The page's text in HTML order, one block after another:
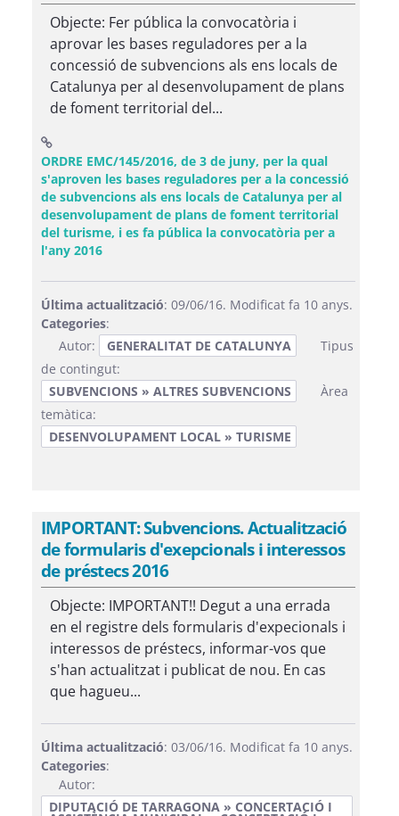
Objecte: Fer pública la convocatòria i
aprovar les bases reguladores per a la
concessió de subvencions als ens locals de
Catalunya per al desenvolupament de plans
de foment territorial del...
ORDRE EMC/145/2016, de 3 de juny, per la qual
s'aproven les bases reguladores per a la concessió
de subvencions als ens locals de Catalunya per al
desenvolupament de plans de foment territorial
del turisme, i es fa pública la convocatòria per a
l'any 2016(Obre una finestra nova)
Última actualització: 09/06/16. Modificat fa 10 anys.
Categories:
Autor:
GENERALITAT DE CATALUNYA
Tipus
de contingut:
SUBVENCIONS » ALTRES SUBVENCIONS
Àrea
temàtica:
DESENVOLUPAMENT LOCAL » TURISME
IMPORTANT: Subvencions. Actualització
de formularis d'exepcionals i interessos
de préstecs 2016
Objecte: IMPORTANT!! Degut a una errada
en el registre dels formularis d'expecionals i
interessos de préstecs, informar-vos que
s'han actualitzat i publicat de nou. En cas
que hagueu...
Última actualització: 03/06/16. Modificat fa 10 anys.
Categories:
Autor:
DIPUTACIÓ DE TARRAGONA » CONCERTACIÓ I